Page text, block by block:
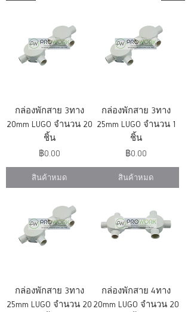
กล่องพักสาย 3ทาง
20mm LUGO จำนวน 20
ชิ้น
ราคา
฿0.00
สินค้าหมด
กล่องพักสาย 3ทาง
25mm LUGO จำนวน 1
ชิ้น
ราคา
฿0.00
สินค้าหมด
กล่องพักสาย 3ทาง
25mm LUGO จำนวน 20
กล่องพักสาย 4ทาง
20mm LUGO จำนวน 20